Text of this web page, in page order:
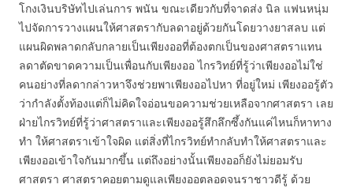
โกงเงินบริษัทไปเล่นการ พนัน ขณะเดียวกับที่จาดส่ง นิล แฟนหนุ่ม
ไปจัดการวางแผนให้ศาสตรากับลดาอยู่ด้วยกันโดยวางยาสลบ แต่
แผนผิดพลาดกลับกลายเป็นเพียงออที่ต้องตกเป็นของศาสตราแทน
ลดาตัดขาดความเป็นเพื่อนกับเพียงออ ไกรวิทย์ที่รู้ว่าเพียงออไม่ใช่
คนอย่างที่ลดากล่าวหาจึงช่วยพาเพียงออไปหา ที่อยู่ใหม่ เพียงออรู้ตัว
ว่ากำลังตั้งท้องแต่ก็ไม่คิดใจอ่อนขอความช่วยเหลือจากศาสตรา เลย
ฝ่ายไกรวิทย์ที่รู้ว่าศาสตราและเพียงออรู้สึกลึกซึ้งกันแค่ไหนก็หาทาง
ทำ ให้ศาสตราเข้าใจผิด แต่สิ่งที่ไกรวิทย์ทำกลับทำให้ศาสตราและ
เพียงออเข้าใจกันมากขึ้น แต่ถึงอย่างนั้นเพียงออก็ยังไม่ยอมรับ
ศาสตรา ศาสตราคอยตามดูแลเพียงออตลอดจนราชาวดีรู้ ด้วย